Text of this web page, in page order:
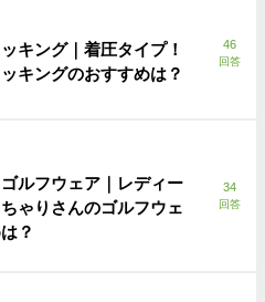
キング｜着圧タイプ！
キングのおすすめは？
46
回答
ルフウェア｜レディー
ゃりさんのゴルフウェ
？
34
回答